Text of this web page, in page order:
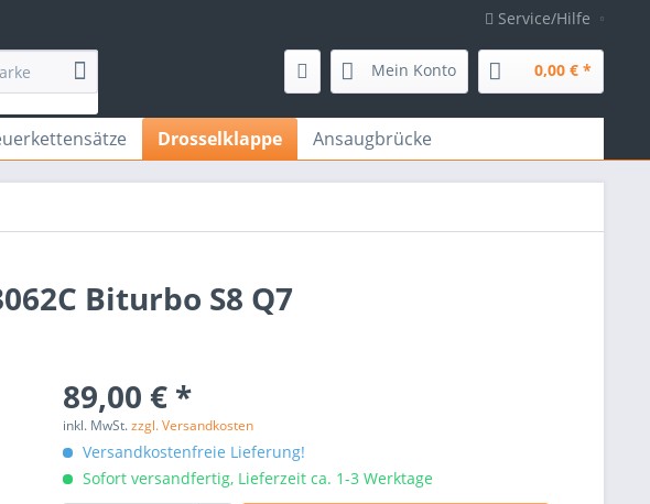
Service/Hilfe
Mein Konto 0,00 € *
Drosselklappe Ansaugbrücke
Biturbo S8 Q7
89,00 € *
inkl. MwSt.zzgl. Versandkosten
Versandkostenfreie Lieferung!
Sofort versandfertig, Lieferzeit ca. 1-3 Werktage